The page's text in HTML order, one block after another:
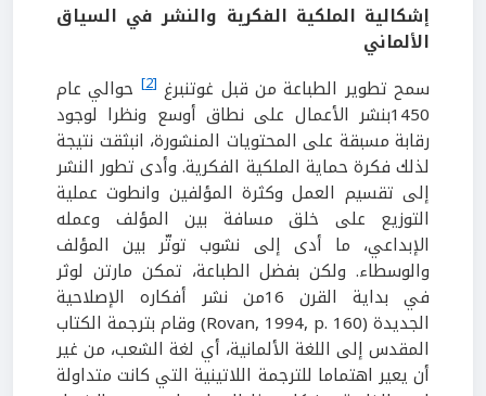
إشكالية الملكية الفكرية والنشر في السياق
الألماني
سمح تطوير الطباعة من قبل غوتنبرغ [2]
حوالي عام
1450بنشر الأعمال على نطاق أوسع ونظرا لوجود
رقابة مسبقة على المحتويات المنشورة، انبثقت نتيجة
لذلك فكرة حماية الملكية الفكرية. وأدى تطور النشر
إلى تقسيم العمل وكثرة المؤلفين وانطوت عملية
التوزيع على خلق مسافة بين المؤلف وعمله
الإبداعي، ما أدى إلى نشوب توتّر بين المؤلف
والوسطاء. ولكن بفضل الطباعة، تمكن مارتن لوثر
في بداية القرن 16من نشر أفكاره الإصلاحية
الجديدة (Rovan, 1994, p. 160) وقام بترجمة الكتاب
المقدس إلى اللغة الألمانية، أي لغة الشعب، من غير
أن يعير اهتماما للترجمة اللاتينية التي كانت متداولة